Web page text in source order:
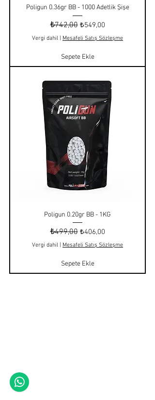
Poligun 0.36gr BB - 1000 Adetlik Şişe
Normal Fiyat
₺742,00 İndirimli Fiyat
₺549,00
Vergi dahil Mesafeli Satış Sözleşme
Sepete Ekle
Poligun 0.20gr BB - 1KG
Normal Fiyat
₺499,00 İndirimli Fiyat
₺406,00
Vergi dahil Mesafeli Satış Sözleşme
Sepete Ekle